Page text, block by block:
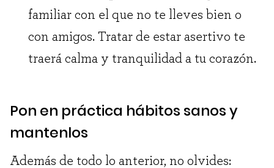
familiar con el que no te lleves bien o
con amigos. Tratar de estar asertivo te
traerá calma y tranquilidad a tu corazón.
Pon en práctica hábitos sanos y
mantenlos
Además de todo lo anterior, no olvides: